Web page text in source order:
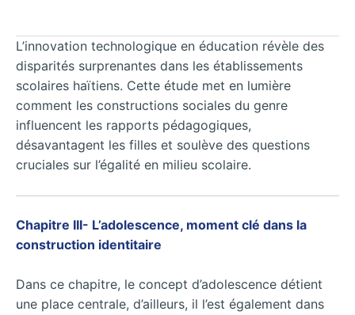
L’innovation technologique en éducation révèle des
disparités surprenantes dans les établissements
scolaires haïtiens. Cette étude met en lumière
comment les constructions sociales du genre
influencent les rapports pédagogiques,
désavantagent les filles et soulève des questions
cruciales sur l’égalité en milieu scolaire.
Chapitre III- L’adolescence, moment clé dans la
construction identitaire
Dans ce chapitre, le concept d’adolescence détient
une place centrale, d’ailleurs, il l’est également dans